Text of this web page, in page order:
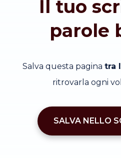
Il tuo
parole
Salva questa pagina tra
ritrovarla ogni
SALVA NELLO